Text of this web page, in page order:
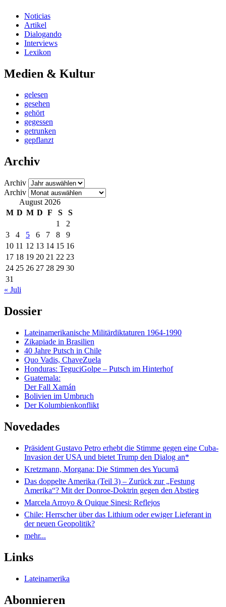
Noticias
Artikel
Dialogando
Interviews
Lexikon
Medien & Kultur
gelesen
gesehen
gehört
gegessen
getrunken
gepflanzt
Archiv
Archiv
Archiv
August 2026
M D M D F S
S
1
2
3
4 5 6 7 8
9
10 11 12 13 14 15 16
17 18 19 20 21 22 23
24 25 26 27 28 29 30
31
« Juli
Dossier
Lateinamerikanische Militärdiktaturen 1964-1990
Zikapiade in Brasilien
40 Jahre Putsch in Chile
Quo Vadis, ChaveZuela
Honduras: TeguciGolpe – Putsch im Hinterhof
Guatemala:
Der Fall Xamán
Bolivien im Umbruch
Der Kolumbienkonflikt
Novedades
Präsident Gustavo Petro erhebt die Stimme gegen eine Cuba-
Invasion der USA und bietet Trump den Dialog an*
Kretzmann, Morgana: Die Stimmen des Yucumã
Das doppelte Amerika (Teil 3) – Zurück zur „Festung
Amerika“? Mit der Donroe-Doktrin gegen den Abstieg
Marcela Arroyo & Quique Sinesi: Reflejos
Chile: Herrscher über das Lithium oder ewiger Lieferant in
der neuen Geopolitik?
mehr...
Links
Lateinamerika
Abonnieren